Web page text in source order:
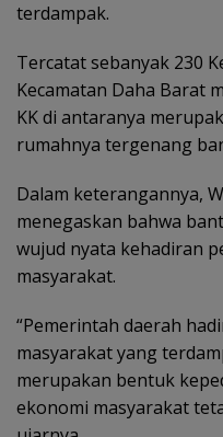
terdampak.
Tercatat sebanyak 230
Kecamatan Daha Barat
KK di antaranya
rumahnya tergenang
Dalam keterangannya,
menegaskan bahwa
wujud nyata kehadiran
masyarakat.
“Pemerintah daerah
masyarakat yang
merupakan bentuk
ekonomi masyarakat